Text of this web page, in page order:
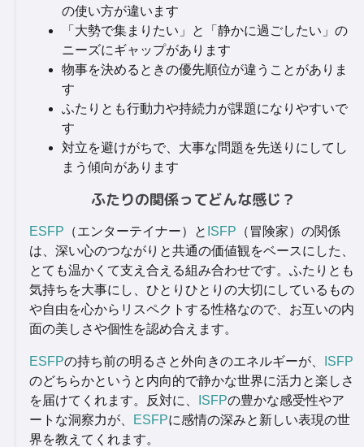
の使い方が違います
「大勢で集まりたい」と「静かに過ごしたい」の
ニーズにギャップがあります
物事を決めるときの優先順位が違うことがありま
す
ふたりとも行動力や持続力が課題になりやすいで
す
対立を避けがちで、大事な問題を先送りにしてし
まう傾向があります
ふたりの関係ってどんな感じ？
ESFP （エンターテイナー）と ISFP （冒険家）の関係
は、深い心のつながりと共通の価値観をベースにした、
とても温かくて支え合える組み合わせです。ふたりとも
気持ちを大事にし、ひとりひとりの大切にしているもの
や自由を心からリスペクトする性格なので、お互いの内
面の美しさや個性を認め合えます。
ESFPの持ち前の明るさと外向きのエネルギーが、
ISFP
のどちらかというと内向的で静かな世界に活力と楽しさ
を届けてくれます。反対に、
ISFPの豊かな感受性やア
ートな洞察力が、
ESFPに感情の深みと新しい表現の世
界を教えてくれます。